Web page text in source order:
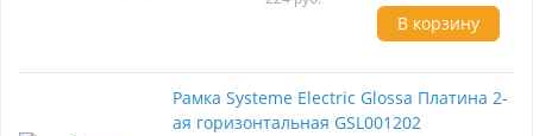
выбор для создания эстетичного и
функционального интерьера.
В корзину
Рамка Systeme Electric Glossa Платина 2-
ая горизонтальная GSL001202